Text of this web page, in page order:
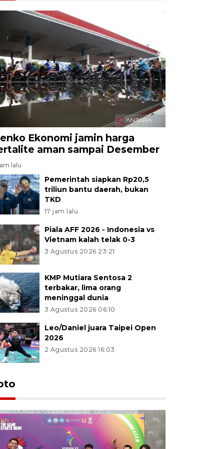
Ekonomi jamin harga
aman sampai Desember
lalu
Pemerintah siapkan Rp20,5
triliun bantu daerah, bukan
TKD
17 jam lalu
Piala AFF 2026 - Indonesia vs
Vietnam kalah telak 0-3
3 Agustus 2026 23:21
KMP Mutiara Sentosa 2
terbakar, lima orang
meninggal dunia
3 Agustus 2026 06:10
Leo/Daniel juara Taipei Open
2026
2 Agustus 2026 16:03